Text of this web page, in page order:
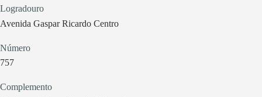
Logradouro
Avenida Gaspar Ricardo Centro
Número
757
Complemento